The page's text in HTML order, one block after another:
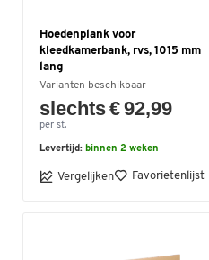
Hoedenplank voor
kleedkamerbank, rvs, 1015 mm
lang
Varianten beschikbaar
slechts € 92,99
per st.
Levertijd: binnen 2 weken
Vergelijken Favorietenlijst